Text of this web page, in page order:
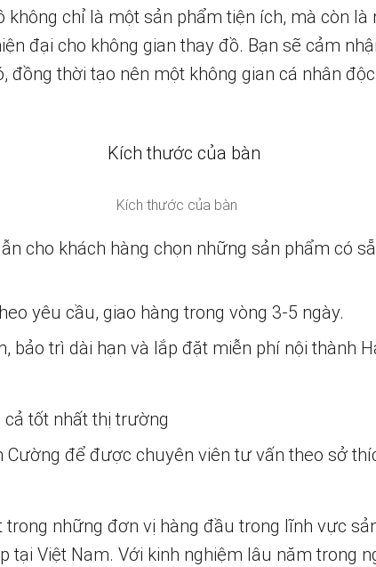
không chỉ là một sản phẩm tiện ích, mà còn
đại cho không gian thay đồ. Bạn sẽ cảm
đồng thời tạo nên một không gian cá nhân
Kích thước của bàn
cho khách hàng chọn những sản phẩm có
yêu cầu, giao hàng trong vòng 3-5 ngày.
bảo trì dài hạn và lắp đặt miễn phí nội thành
tốt nhất thị trường
Cường để được chuyên viên tư vấn theo sở
trong những đơn vị hàng đầu trong lĩnh vực
tại Việt Nam. Với kinh nghiệm lâu năm trong